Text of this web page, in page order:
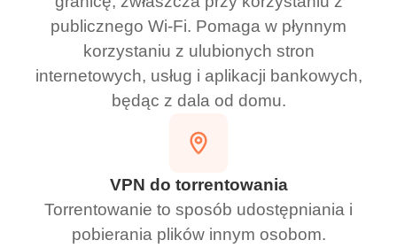
publicznego Wi-Fi. Pomaga w płynnym
korzystaniu z ulubionych stron
internetowych, usług i aplikacji bankowych,
będąc z dala od domu.
VPN do torrentowania
Torrentowanie to sposób udostępniania i
pobierania plików innym osobom.